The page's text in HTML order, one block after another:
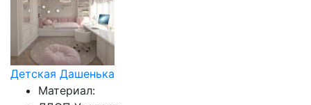
Детская Дашенька
Материал: